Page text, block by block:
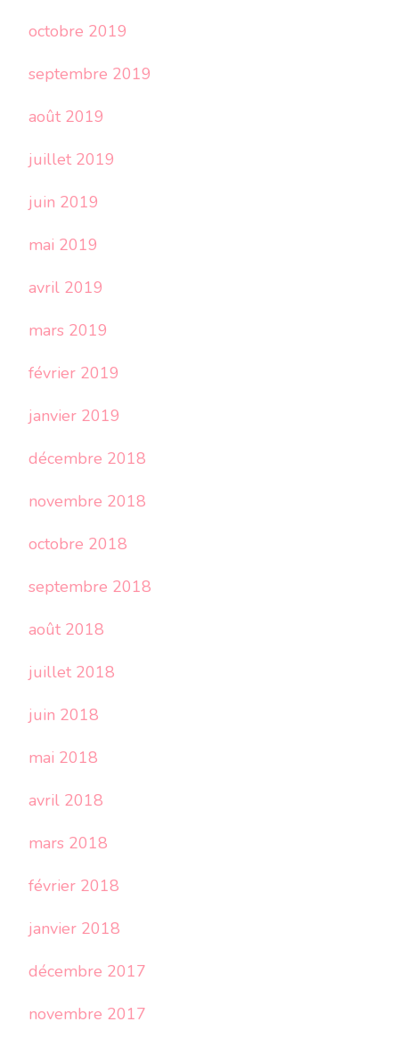
octobre 2019
septembre 2019
août 2019
juillet 2019
juin 2019
mai 2019
avril 2019
mars 2019
février 2019
janvier 2019
décembre 2018
novembre 2018
octobre 2018
septembre 2018
août 2018
juillet 2018
juin 2018
mai 2018
avril 2018
mars 2018
février 2018
janvier 2018
décembre 2017
novembre 2017